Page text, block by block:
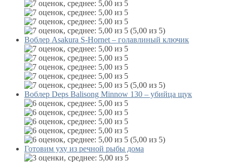
(5,00 из 5)
Воблер Asakura S-Hornet – голавлиный ключик
(5,00 из 5)
Воблер Deps Balisong Minnow 130 – убийца щук
(5,00 из 5)
Готовим уху из речной рыбы дома